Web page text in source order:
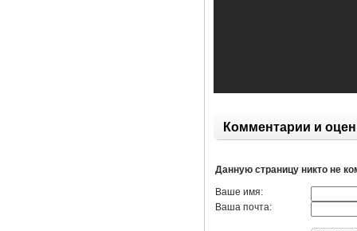
Комментарии и
Данную страницу никто не
Ваше имя:
Ваша почта: